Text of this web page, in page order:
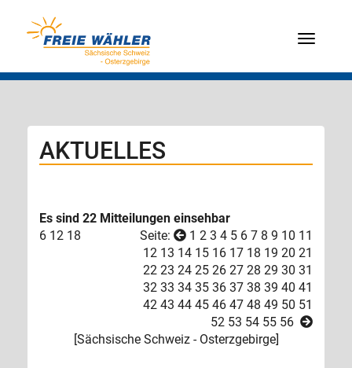
Menü
AKTUELLES
Es sind 22 Mitteilungen einsehbar
6 12 18 Seite: 1 2 3 4 5 6 7 8 9 10 11
12 13 14 15 16 17 18 19 20 21
22 23 24 25 26 27 28 29 30 31
32 33 34 35 36 37 38 39 40 41
42 43 44 45 46 47 48 49 50 51
52 53 54 55 56
[Sächsische Schweiz - Osterzgebirge]